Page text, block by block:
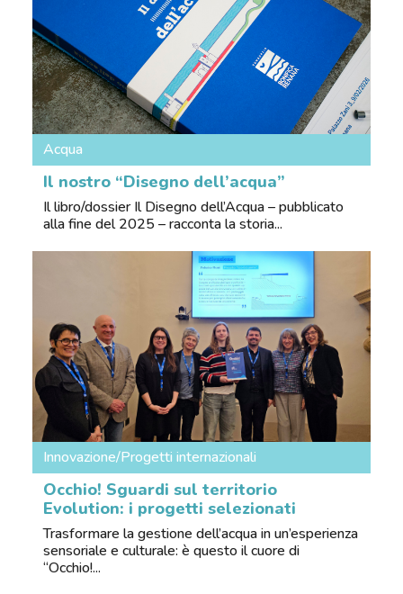
Acqua
Il nostro “Disegno dell’acqua”
Il libro/dossier Il Disegno dell’Acqua – pubblicato
alla fine del 2025 – racconta la storia...
Innovazione/Progetti internazionali
Occhio! Sguardi sul territorio
Evolution: i progetti selezionati
Trasformare la gestione dell’acqua in un’esperienza
sensoriale e culturale: è questo il cuore di
“Occhio!...